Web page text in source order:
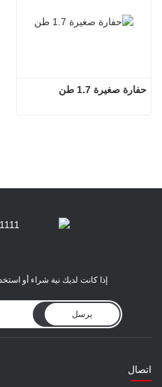
حفارة صغيرة 1.7 طن
إذا كانت لديك نية شراء أو
يرسل
اتصال